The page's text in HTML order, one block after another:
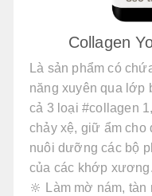
Collagen
Là sản phẩm có
năng xuyên qua lớp
cả 3 loại #collagen
chảy xệ, giữ ẩm cho
nuôi dưỡng các bộ
của các khớp xương.
🔆 Làm mờ nám,